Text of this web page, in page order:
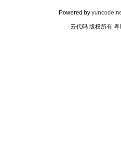
Powered by
云代码 版权所有 粤